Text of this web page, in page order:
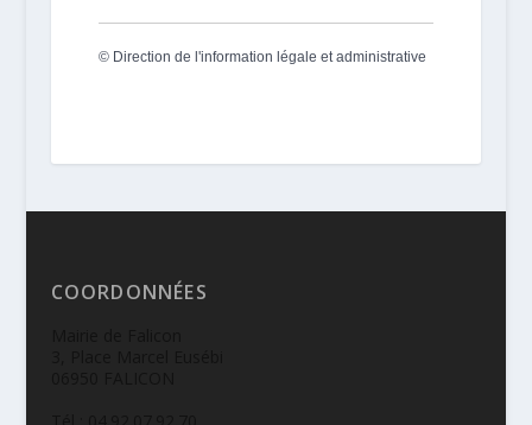
© Direction de l'information légale et administrative
COORDONNÉES